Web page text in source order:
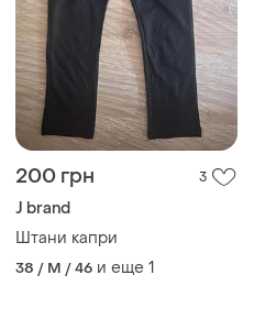
200 грн 3
J brand
Штани капри
38 / M / 46 и еще 1